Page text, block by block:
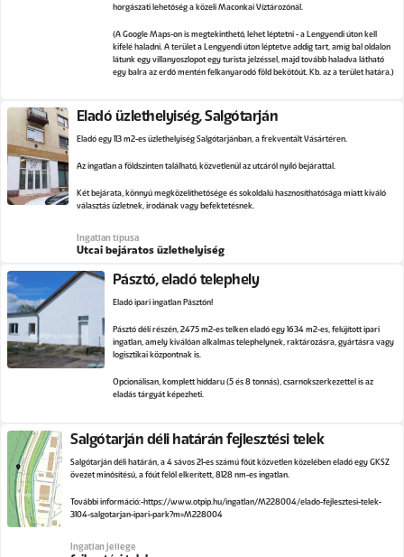
horgászati lehetőség a közeli Maconkai Víztározónál.
(A Google Maps-on is megtekinthető, lehet léptetni - a Lengyendi úton kell
kifelé haladni. A terület a Lengyendi úton léptetve addig tart, amíg bal oldalon
látunk egy villanyoszlopot egy turista jelzéssel, majd tovább haladva látható
egy balra az erdő mentén felkanyarodó föld bekötőút. Kb. az a terület határa.)
Eladó üzlethelyiség, Salgótarján
Eladó egy 113 m2-es üzlethelyiség Salgótarjánban, a frekventált Vásártéren.
Az ingatlan a földszinten található, közvetlenül az utcáról nyíló bejárattal.
Két bejárata, könnyű megközelíthetősége és sokoldalú hasznosíthatósága miatt kiváló
választás üzletnek, irodának vagy befektetésnek.
Ingatlan típusa
Utcai bejáratos üzlethelyiség
Pásztó, eladó telephely
Eladó ipari ingatlan Pásztón!
Pásztó déli részén, 2475 m2-es telken eladó egy 1634 m2-es, felújított ipari
ingatlan, amely kiválóan alkalmas telephelynek, raktározásra, gyártásra vagy
logisztikai központnak is.
Opcionálisan, komplett híddaru (5 és 8 tonnás), csarnokszerkezettel is az
eladás tárgyát képezheti.
Salgótarján déli határán fejlesztési telek
Salgótarján déli határán, a 4 sávos 21-es számú főút közvetlen közelében eladó egy GKSZ
övezet minősítésű, a főút felől elkerített, 8128 nm-es ingatlan.
További információ:https://www.otpip.hu/ingatlan/M228004/elado-fejlesztesi-telek-
3104-salgotarjan-ipari-park?m=M228004
Ingatlan jellege